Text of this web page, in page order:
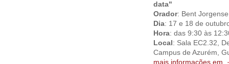
data"
Orador: Bent
Dia: 17 e 18 de
Hora: das 9:30 às
Local : Sala EC2.32,
Campus de Azurém,
mais informações em